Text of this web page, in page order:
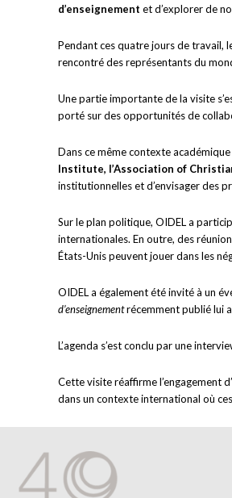
d’enseignement et d’explorer de
Pendant ces quatre jours de travail,
rencontré des représentants du
Une partie importante de la visite
porté sur des opportunités de
Dans ce même contexte
Institute, l’Association of
institutionnelles et d’envisager des
Sur le plan politique, OIDEL a
internationales. En outre, des
États-Unis peuvent jouer dans les
OIDEL a également été invité à un
d’enseignementrécemment publié lui
L’agenda s’est conclu par une
Cette visite réaffirme l’engagement
dans un contexte international où